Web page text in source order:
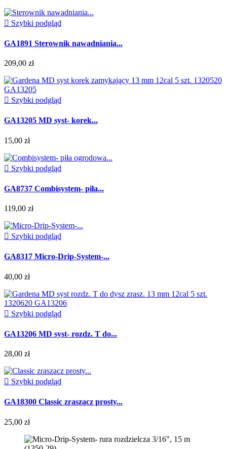
 Szybki podgląd
GA1891 Sterownik nawadniania...
209,00 zł
 Szybki podgląd
GA13205 MD syst- korek...
15,00 zł
 Szybki podgląd
GA8737 Combisystem- piła...
119,00 zł
 Szybki podgląd
GA8317 Micro-Drip-System-...
40,00 zł
 Szybki podgląd
GA13206 MD syst- rozdz. T do...
28,00 zł
 Szybki podgląd
GA18300 Classic zraszacz prosty...
25,00 zł